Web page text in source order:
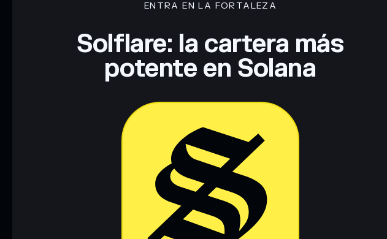
ENTRA EN LA FORTALEZA
Solflare: la cartera más
potente en Solana